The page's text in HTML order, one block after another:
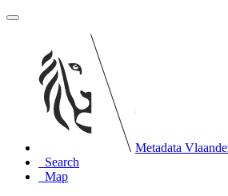
Metadata
Search
Map